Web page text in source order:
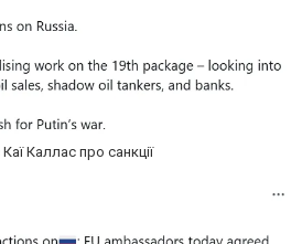
Каллас про санкції